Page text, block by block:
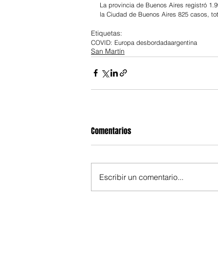
La provincia de Buenos Aires registró
la Ciudad de Buenos Aires 825 casos,
Etiquetas:
COVID: Europa desbordadaargentina
San Martín
Comentarios
Escribir un comentario...